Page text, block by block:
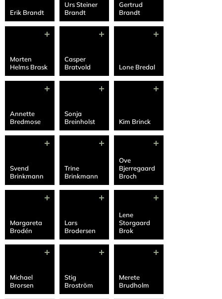
Erik Brandt
Urs Steiner
Brandt
Gertrud
Brandt
Morten
Helms Brask
Casper
Bratvold
Lone Bredal
Annette
Bredmose
Sonja
Breinholst
Kim Brinck
Svend
Brinkmann
Trine
Brinkmann
Ove
Bjerregaard
Broch
Margareta
Brodén
Lars
Brodersen
Lene
Storgaard
Brok
Michael
Brorsen
Stig
Broström
Merete
Brudholm